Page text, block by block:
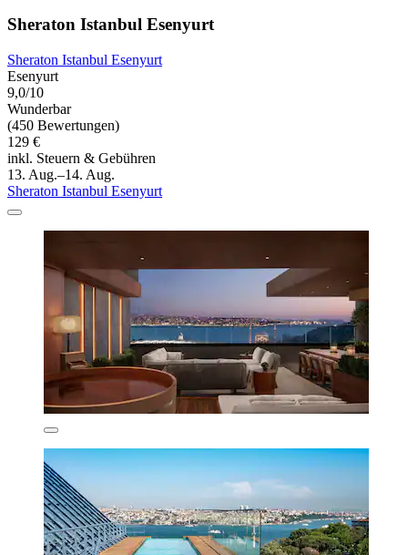
Sheraton Istanbul Esenyurt
Sheraton Istanbul Esenyurt
Esenyurt
9,0/10
Wunderbar
(450 Bewertungen)
129 €
inkl. Steuern & Gebühren
13. Aug.–14. Aug.
Sheraton Istanbul Esenyurt